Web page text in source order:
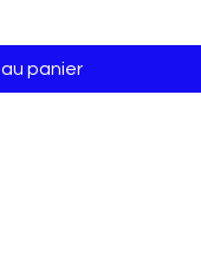
panier